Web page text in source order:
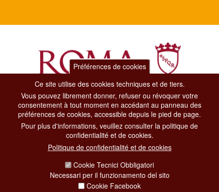
Dipartimento Grandi Eventi, Sport, Turismo e Moda.
Via di San Basilio, 51
00187 Roma
CONTACT CENTER TEL. 06 06 08
CONTATTA LA REDAZIONE
Préférences de cookies
Ce site utilise des cookies techniques et de tiers.
Vous pouvez librement donner, refuser ou révoquer votre
consentement à tout moment en accédant au panneau des
préférences de cookies, accessible depuis le pied de page.
Pour plus d'informations, veuillez consulter la politique de
confidentialité et de cookies.
Politique de confidentialité et de cookies
Cookie Tecnici Obbligatori
Necessari per il funzionamento del sito
Cookie Facebook